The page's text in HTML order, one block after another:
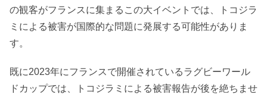
の観客がフランスに集まるこの大イベントでは、トコジラ
ミによる被害が国際的な問題に発展する可能性がありま
す。
既に2023年にフランスで開催されているラグビーワール
ドカップでは、トコジラミによる被害報告が後を絶ちませ